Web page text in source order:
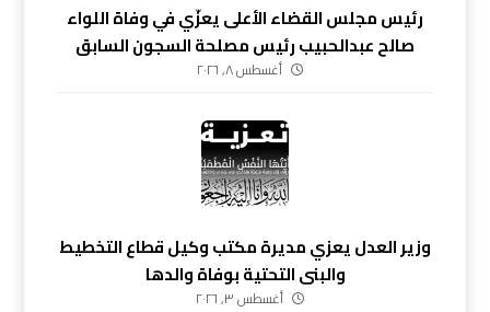
رئيس مجلس القضاء الأعلى يعزّي في وفاة اللواء
صالح عبدالحبيب رئيس مصلحة السجون السابق
أغسطس ٨, ٢٠٢٦
وزير العدل يعزي مديرة مكتب وكيل قطاع التخطيط
والبنى التحتية بوفاة والدها
أغسطس ٣, ٢٠٢٦